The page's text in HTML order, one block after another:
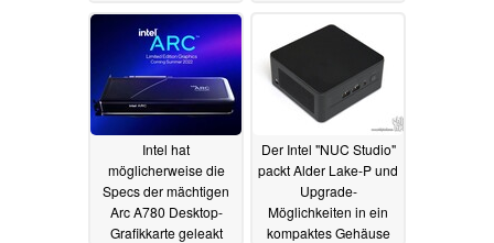
Intel hat
möglicherweise die
Specs der mächtigen
Arc A780 Desktop-
Grafikkarte geleakt
Der Intel "NUC Studio"
packt Alder Lake-P und
Upgrade-
Möglichkeiten in ein
kompaktes Gehäuse